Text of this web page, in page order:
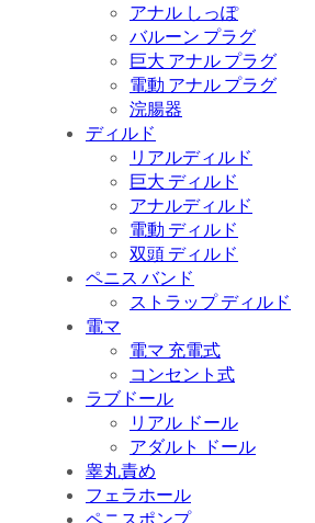
アナル しっぽ
バルーン プラグ
巨大 アナル プラグ
電動 アナル プラグ
浣腸器
ディルド
リアルディルド
巨大 ディルド
アナルディルド
電動 ディルド
双頭 ディルド
ペニス バンド
ストラップ ディルド
電マ
電マ 充電式
コンセント式
ラブドール
リアル ドール
アダルト ドール
睾丸責め
フェラホール
ペニスポンプ